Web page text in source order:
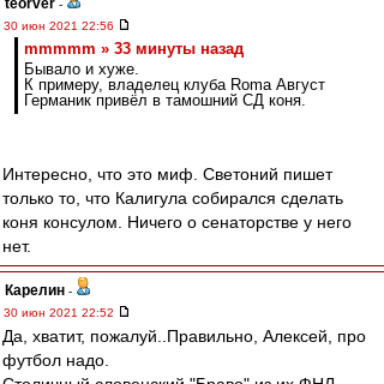
teorver -
30 июн 2021 22:56
mmmmm » 33 минуты назад
Бывало и хуже.
К примеру, владелец клуба Roma Август
Германик привёл в тамошний СД коня.
Интересно, что это миф. Светоний пишет
только то, что Калигула собирался сделать
коня консулом. Ничего о сенаторстве у него
нет.
Карелин -
30 июн 2021 22:52
Да, хватит, пожалуй..Правильно, Алексей, про
футбол надо.